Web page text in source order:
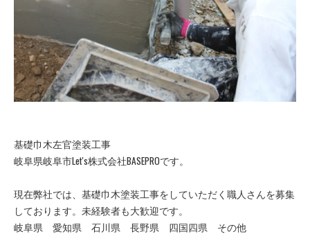
基礎巾木左官塗装工事
岐阜県岐阜市Let's株式会社BASEPROです。
現在弊社では、基礎巾木塗装工事をしていただく職人さんを募集
しております。未経験者も大歓迎です。
岐阜県 愛知県 石川県 長野県 四国四県 その他